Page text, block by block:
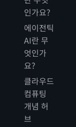
인가요?
에이전틱
AI란 무
엇인가
요?
클라우드
컴퓨팅
개념 허
브